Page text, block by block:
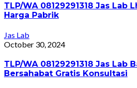
TLP/WA 08129291318 Jas Lab
Harga Pabrik
Jas Lab
October 30, 2024
TLP/WA 08129291318 Jas Lab
Bersahabat Gratis Konsultasi